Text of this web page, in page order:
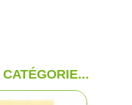
CATÉGORIE...